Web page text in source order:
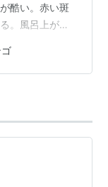
酷い。赤い斑
。風呂上がり
うだ。 昨日チ
いと思う。
り上げていき
である。もし